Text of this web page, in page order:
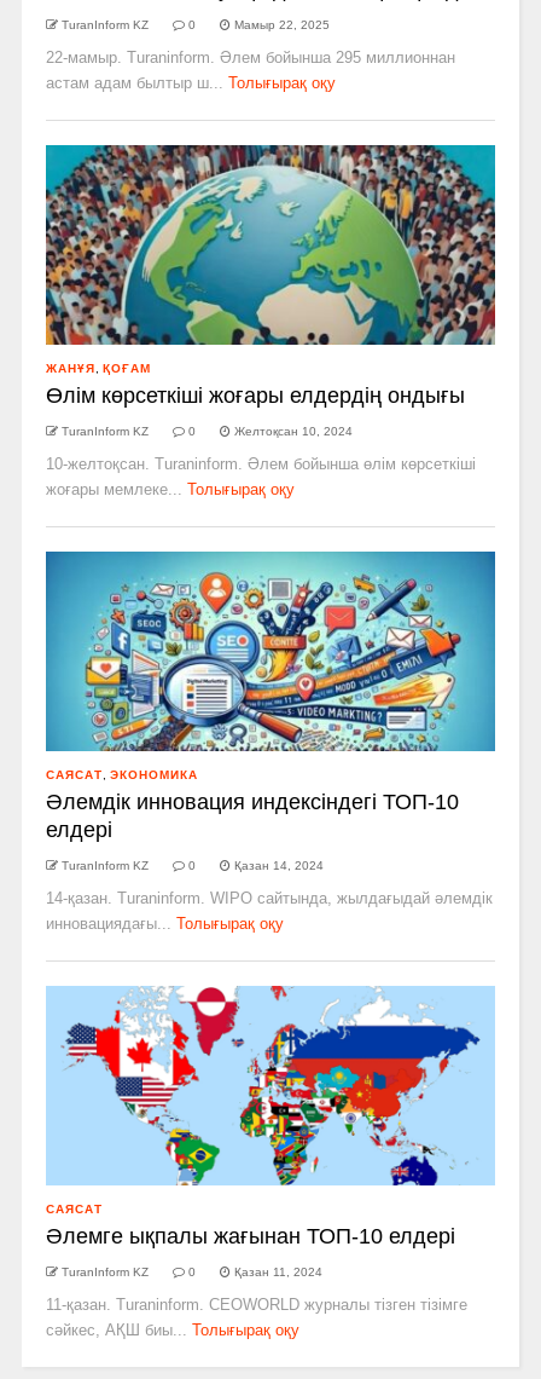
TuranInform KZ 0 Мамыр 22, 2025
22-мамыр. Turaninform. Әлем бойынша 295 миллионнан
астам адам былтыр ш...
Толығырақ оқу
ЖАНҰЯ ҚОҒАМ
Өлім көрсеткіші жоғары елдердің ондығы
TuranInform KZ 0 Желтоқсан 10, 2024
10-желтоқсан. Turaninform. Әлем бойынша өлім көрсеткіші
жоғары мемлеке...
Толығырақ оқу
САЯСАТ ЭКОНОМИКА
Әлемдік инновация индексіндегі ТОП-10
елдері
TuranInform KZ 0 Қазан 14, 2024
14-қазан. Turaninform. WIPO сайтында, жылдағыдай әлемдік
инновациядағы...
Толығырақ оқу
САЯСАТ
Әлемге ықпалы жағынан ТОП-10 елдері
TuranInform KZ 0 Қазан 11, 2024
11-қазан. Turaninform. CEOWORLD журналы тізген тізімге
сәйкес, АҚШ биы...
Толығырақ оқу